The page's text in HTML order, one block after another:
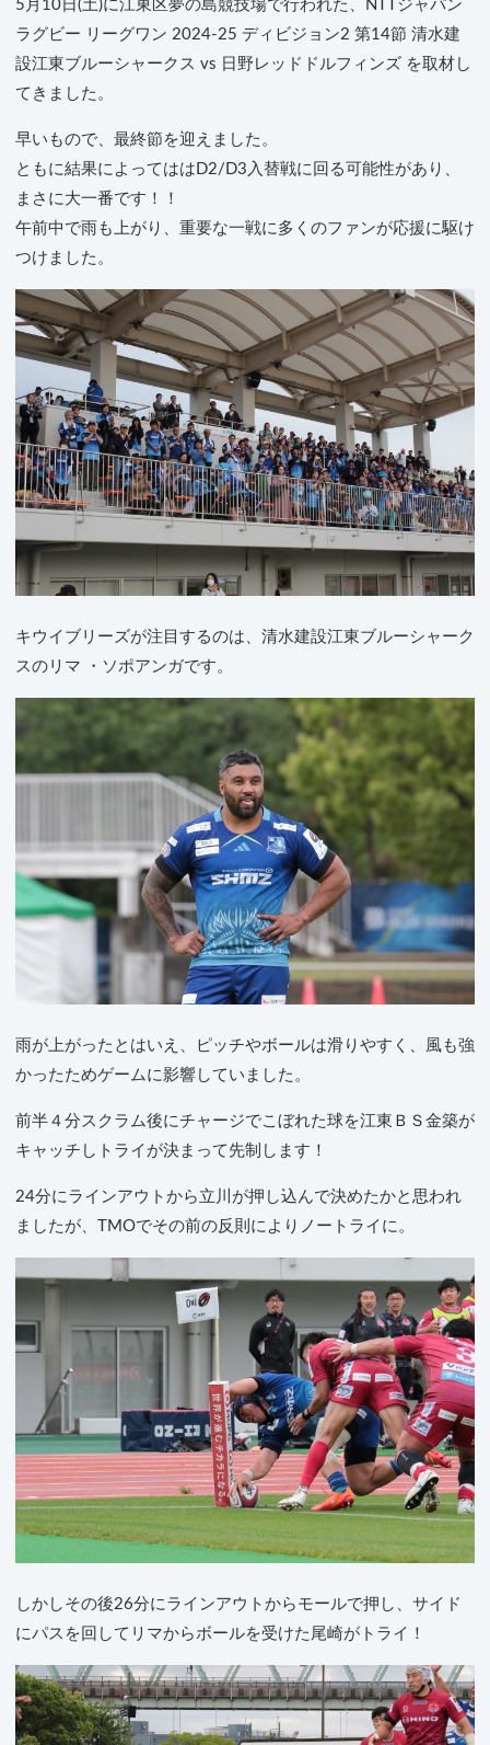
5月10日(土)に江東区夢の島競技場で行われた、NTTジャパン
ラグビー リーグワン 2024-25 ディビジョン2 第14節 清水建
設江東ブルーシャークス vs 日野レッドドルフィンズ を取材し
てきました。
早いもので、最終節を迎えました。
ともに結果によってははD2/D3入替戦に回る可能性があり、
まさに大一番です！！
午前中で雨も上がり、重要な一戦に多くのファンが応援に駆け
つけました。
キウイブリーズが注目するのは、清水建設江東ブルーシャーク
スのリマ ・ソポアンガです。
雨が上がったとはいえ、ピッチやボールは滑りやすく、風も強
かったためゲームに影響していました。
前半４分スクラム後にチャージでこぼれた球を江東ＢＳ金築が
キャッチしトライが決まって先制します！
24分にラインアウトから立川が押し込んで決めたかと思われ
ましたが、TMOでその前の反則によりノートライに。
しかしその後26分にラインアウトからモールで押し、サイド
にパスを回してリマからボールを受けた尾崎がトライ！